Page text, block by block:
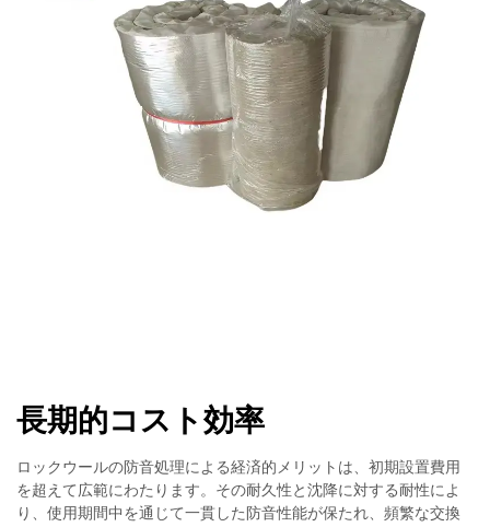
長期的コスト効率
ロックウールの防音処理による経済的メリットは、初期設置費用
を超えて広範にわたります。その耐久性と沈降に対する耐性によ
り、使用期間中を通じて一貫した防音性能が保たれ、頻繁な交換